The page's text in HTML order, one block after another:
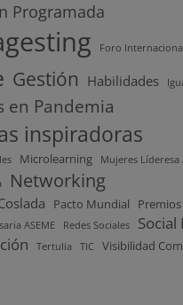
Programada
Foro
Gestión Habilidades
en Pandemia
inspiradoras
Microlearning
Mujeres Líderesa
Networking
Pacto Mundial
ASEME Redes Sociales
Social
Tertulia TIC Visibilidad